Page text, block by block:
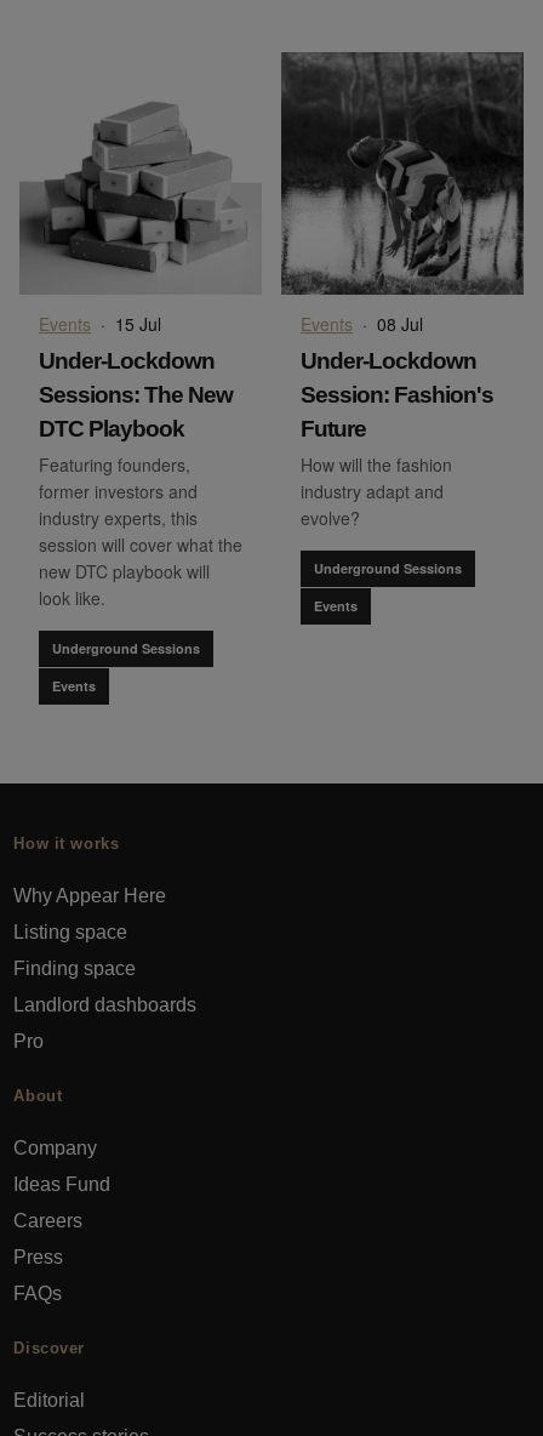
Events · 15 Jul
Under-Lockdown
Sessions: The New
DTC Playbook
Featuring founders,
former investors and
industry experts, this
session will cover what the
new DTC playbook will
look like.
Underground Sessions
Events
Events · 08 Jul
Under-Lockdown
Session: Fashion's
Future
How will the fashion
industry adapt and
evolve?
Underground Sessions
Events
How it works
Why Appear Here
Listing space
Finding space
Landlord dashboards
Pro
About
Company
Ideas Fund
Careers
Press
FAQs
Discover
Editorial